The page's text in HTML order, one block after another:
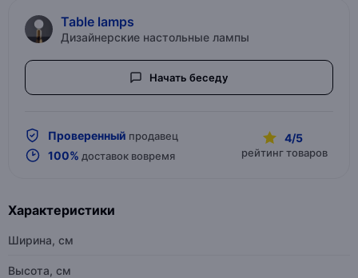
Table lamps
Дизайнерские настольные лампы
Начать беседу
Проверенный продавец
100% доставок вовремя
4/5
рейтинг товаров
Характеристики
Ширина, см
Высота, см